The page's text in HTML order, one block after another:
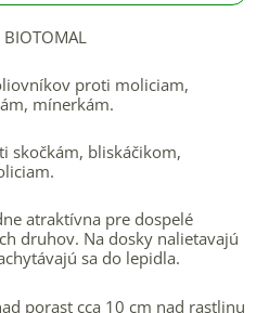
proti moliciam,
mínerkám.
skočkám, bliskáčikom,
atraktívna pre dospelé
druhov. Na dosky nalietavajú
sa do lepidla.
porast cca 10 cm nad rastlinu